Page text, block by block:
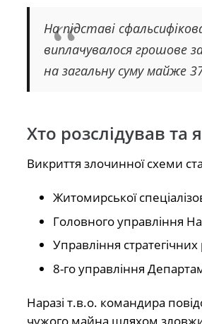
На підставі
виплачувалося грошове
на загальну суму майже
Хто розслідував та
Викриття злочинної схеми
Житомирської
Головного управління
Управління
8-го управління
Наразі т.в.о. командира